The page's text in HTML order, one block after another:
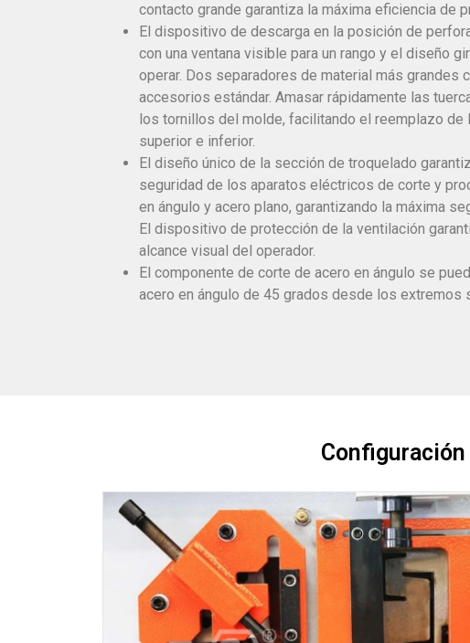
contacto grande garantiza la máxima eficiencia de
El dispositivo de descarga en la posición de
con una ventana visible para un rango y el diseño
operar. Dos separadores de material más grandes
accesorios estándar. Amasar rápidamente las
los tornillos del molde, facilitando el reemplazo de
superior e inferior.
El diseño único de la sección de troquelado
seguridad de los aparatos eléctricos de corte y
en ángulo y acero plano, garantizando la máxima
El dispositivo de protección de la ventilación
alcance visual del operador.
El componente de corte de acero en ángulo se
acero en ángulo de 45 grados desde los extremos